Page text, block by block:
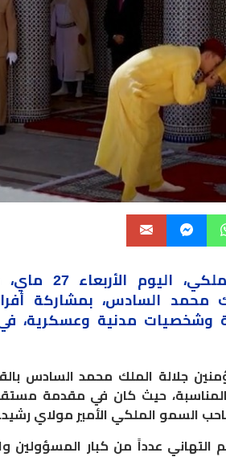
شهد القصر
محمد السادس، بمشاركة
وشخصيات مدنية وعسكرية،
جلالة الملك محمد السادس
حيث كان في مقدمة
السمو الملكي الأمير مولاي رشيد.
عدداً من كبار المسؤولين